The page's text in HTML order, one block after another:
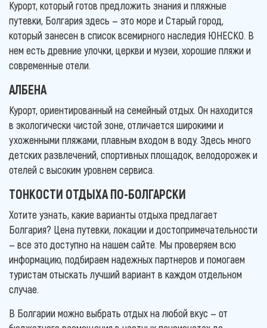
Курорт, который готов предложить знания и пляжные
путевки, Болгария здесь — это море и Старый город,
который занесен в список всемирного наследия ЮНЕСКО. В
нем есть древние улочки, церкви и музеи, хорошие пляжи и
современные отели.
АЛБЕНА
Курорт, ориентированный на семейный отдых. Он находится
в экологически чистой зоне, отличается широкими и
ухоженными пляжами, плавным входом в воду. Здесь много
детских развлечений, спортивных площадок, велодорожек и
отелей с высоким уровнем сервиса.
ТОНКОСТИ ОТДЫХА ПО-БОЛГАРСКИ
Хотите узнать, какие варианты отдыха предлагает
Болгария? Цена путевки, локации и достопримечательности
— все это доступно на нашем сайте. Мы проверяем всю
информацию, подбираем надежных партнеров и помогаем
туристам отыскать лучший вариант в каждом отдельном
случае.
В Болгарии можно выбрать отдых на любой вкус — от